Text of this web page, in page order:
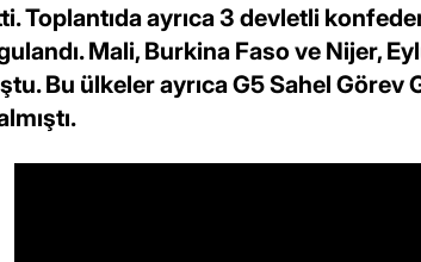
Toplantıda ayrıca 3 devletli
Mali, Burkina Faso ve Nijer,
Bu ülkeler ayrıca G5 Sahel Görev